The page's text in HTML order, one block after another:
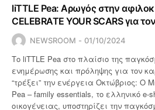
liTTLE Pea: Αρωγός στην
CELEBRATE YOUR SCARS για
NEWSROOM 01/10/2024
Το liTTLE Pea στο πλαίσιο της
ενημέρωσης και πρόληψης για τον
“τρέξει” την ενέργεια Οκτώβριος: Ο
Pea – family essentials, το ελληνικό
οικογένειας, υποστηρίζει την